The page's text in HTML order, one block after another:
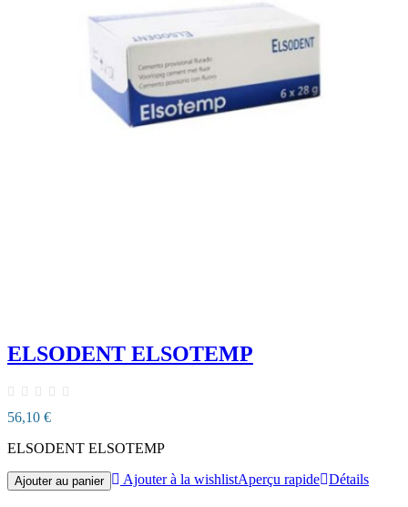
ELSODENT ELSOTEMP
56,10 €
ELSODENT ELSOTEMP
Ajouter au panier Ajouter à la wishlistAperçu rapide Détails